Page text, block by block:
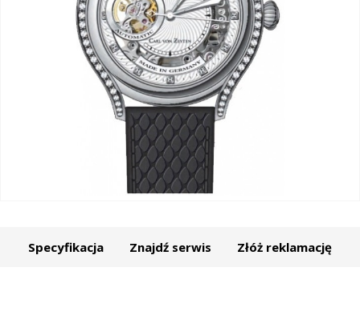
Specyfikacja Znajdź serwis Złóż reklamację